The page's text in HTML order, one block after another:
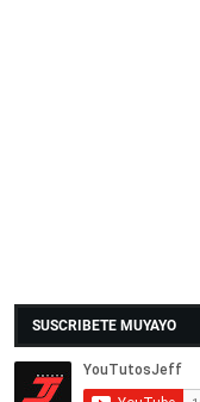
SUSCRIBETE MUYAYO